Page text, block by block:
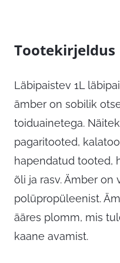
Tootekirjeldus
Läbipaistev 1L
ämber on sobilik
toiduainetega.
pagaritooted,
hapendatud tooted,
õli ja rasv. Ämber on
polüpropüleenist.
ääres plomm, mis
kaane avamist.